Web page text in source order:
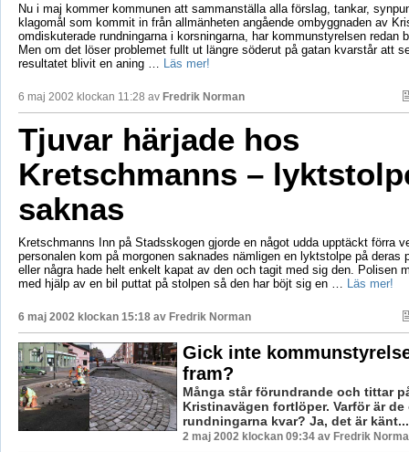
Nu i maj kommer kommunen att sammanställa alla förslag, tankar,
klagomål som kommit in från allmänheten angående ombyggnaden av
omdiskuterade rundningarna i korsningarna, har kommunstyrelsen redan
Men om det löser problemet fullt ut längre söderut på gatan kvarstår att
resultatet blivit en aning …
Läs mer!
6 maj 2002 klockan 11:28 av Fredrik Norman
Tjuvar härjade hos
Kretschmanns –
saknas
Kretschmanns Inn på Stadsskogen gjorde en något udda upptäckt förra
personalen kom på morgonen saknades nämligen en lyktstolpe på deras
eller några hade helt enkelt kapat av den och tagit med sig den. Polisen
med hjälp av en bil puttat på stolpen så den har böjt sig en …
Läs mer!
6 maj 2002 klockan 15:18 av Fredrik Norman
Gick inte
fram?
Många står förundrande och tittar
Kristinavägen fortlöper. Varför är
rundningarna kvar? Ja, det är känt...
2 maj 2002 klockan 09:34 av Fredrik